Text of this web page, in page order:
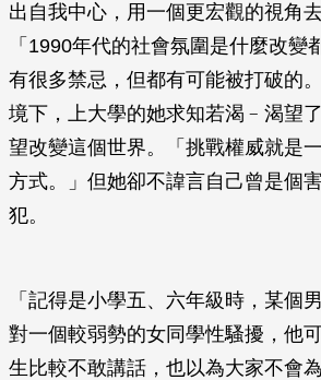
出自我中心，用一個更宏觀的視角
「1990年代的社會氛圍是什麼改變
有很多禁忌，但都有可能被打破的
境下，上大學的她求知若渴﹣渴望
望改變這個世界。「挑戰權威就是
方式。」但她卻不諱言自己曾是個
犯。
「記得是小學五、六年級時，某個
對一個較弱勢的女同學性騷擾，他
生比較不敢講話，也以為大家不會